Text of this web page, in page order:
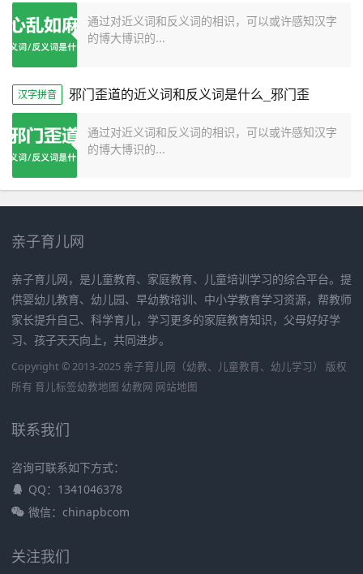
通过对近义词和反义词的相识，可以或许感知汉字
的博大博识的...
汉字拼音 邪门歪道的近义词和反义词是什么_邪门歪
通过对近义词和反义词的相识，可以或许感知汉字
的博大博识的...
亲子育儿网
亲子育儿网，是儿童教育、家庭教育、儿童培训学习的综合平台。提
供婴幼儿教育、幼儿园、早幼教培训、中小学教育学习资源，帮教师
家长提升自己、科学育儿，学习更多的家庭教育知识，父母好好学
习、孩子天天向上，共同进步。
Copyright © 2013-2025 亲子育儿网（幼教、儿童教育、幼儿学习） 版权
所有 育儿标签幼教地图 幼教网 网站地图
联系我们
咨询可联系如下方式：
QQ：1341046378
微信：chinapbcom
关注我们